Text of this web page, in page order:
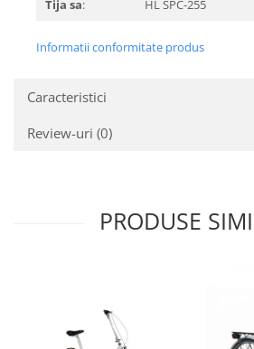
Tija sa: HL SPC-255
Informatii conformitate produs
Caracteristici
Review-uri (0)
PRODUSE